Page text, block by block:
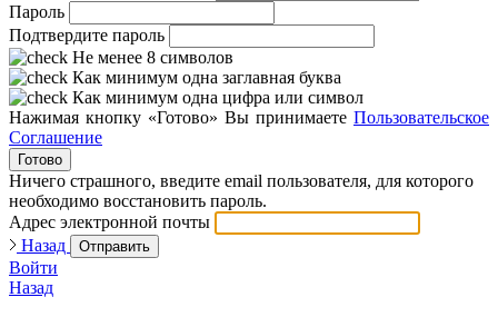
Пароль
Подтвердите пароль
Не менее 8 символов
Как минимум одна заглавная буква
Как минимум одна цифра или символ
Нажимая кнопку «Готово» Вы принимаете Пользовательское
Соглашение
Готово
Ничего страшного, введите email пользователя, для которого
необходимо восстановить пароль.
Адрес электронной почты
Назад
Отправить
Войти
Назад